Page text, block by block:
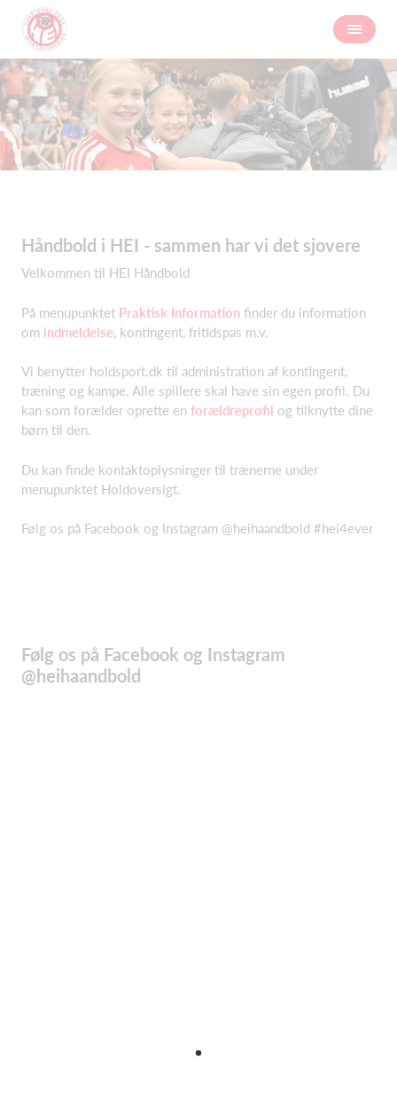
Håndbold i HEI - sammen har vi det sjovere
Velkommen til HEI Håndbold
På menupunktet Praktisk Information finder du information
om indmeldelse, kontingent, fritidspas m.v.
Vi benytter holdsport.dk til administration af kontingent,
træning og kampe. Alle spillere skal have sin egen profil. Du
kan som forælder oprette en forældreprofil og tilknytte dine
børn til den.
Du kan finde kontaktoplysninger til trænerne under
menupunktet Holdoversigt.
Følg os på Facebook og Instagram @heihaandbold #hei4ever
Følg os på Facebook og Instagram
@heihaandbold